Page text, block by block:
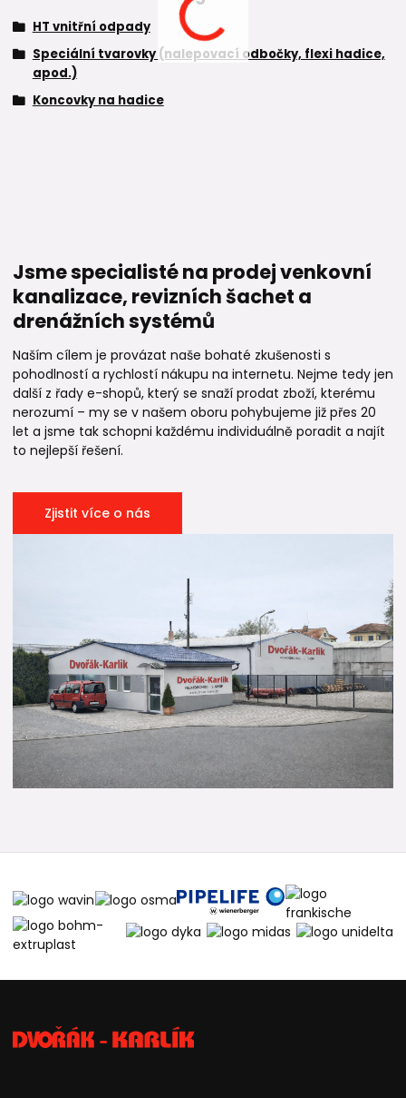
HT vnitřní odpady
Speciální tvarovky (nalepovací odbočky, flexi hadice,
apod.)
Koncovky na hadice
Jsme specialisté na prodej venkovní
kanalizace, revizních šachet a
drenážních systémů
Naším cílem je provázat naše bohaté zkušenosti s
pohodlností a rychlostí nákupu na internetu. Nejme tedy jen
další z řady e-shopů, který se snaží prodat zboží, kterému
nerozumí – my se v našem oboru pohybujeme již přes 20
let a jsme tak schopni každému individuálně poradit a najít
to nejlepší řešení.
Zjistit více o nás